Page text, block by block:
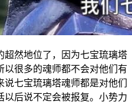
超然地位了，因为七宝琉璃塔
很多的魂师都不会对他们有
七宝琉璃塔魂师都是对他们
后说不定会被报复。小势力